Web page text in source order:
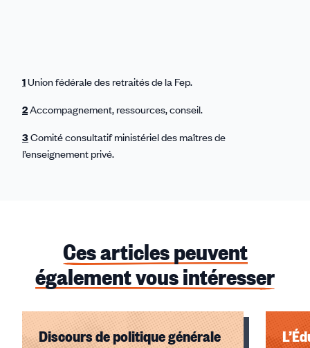
1Union fédérale des retraités de la Fep.
2Accompagnement, ressources, conseil.
3Comité consultatif ministériel des maîtres de
l’enseignement privé.
Ces articles peuvent
également vous intéresser
Discours de politique générale